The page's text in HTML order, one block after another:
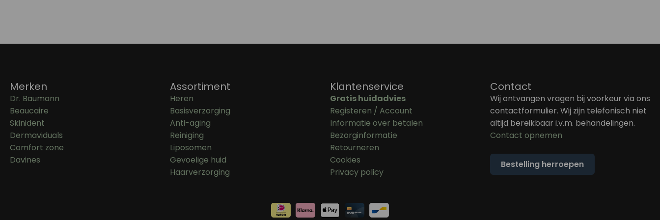
Merken
Dr. Baumann
Beaucaire
Skinident
Dermaviduals
Comfort zone
Davines
Assortiment
Heren
Basisverzorging
Anti-aging
Reiniging
Liposomen
Gevoelige huid
Haarverzorging
Klantenservice
Gratis huidadvies
Registeren / Account
Informatie over betalen
Bezorginformatie
Retourneren
Cookies
Privacy policy
Contact
Wij ontvangen vragen bij voorkeur via ons
contactformulier. Wij zijn telefonisch niet
altijd bereikbaar i.v.m. behandelingen.
Contact opnemen
Bestelling herroepen